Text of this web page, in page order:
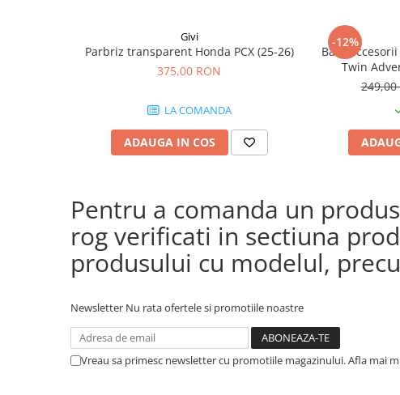
Givi
Parbriz transparent Honda PCX (25-26)
375,00 RON
LA COMANDA
ADAUGA IN COS
-12%
Bara accesorii
Twin
CRF1100L
Pentru a comanda un
rog verificati in sectiuna
produsului cu modelul,
Newsletter Nu rata ofertele si promotiile noastre
Vreau sa primesc newsletter cu promotiile magazinului. Afla mai